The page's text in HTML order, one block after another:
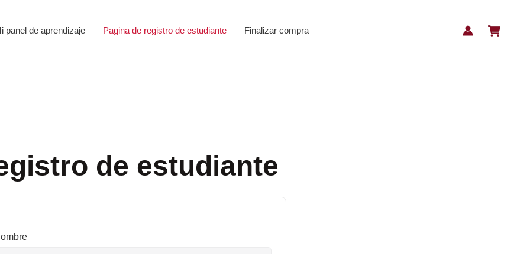
panel de aprendizaje Pagina de registro de estudiante Finalizar compra
de estudiante